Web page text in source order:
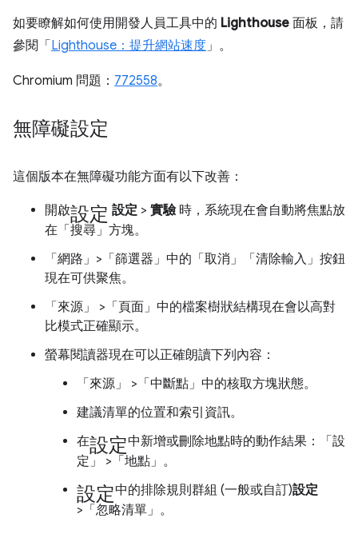
如要瞭解如何使用開發人員工具中的 Lighthouse 面板，請
參閱「 Lighthouse：提升網站速度」。
Chromium 問題： 772558。
無障礙設定
這個版本在無障礙功能方面有以下改善：
開啟設定 設定 > 實驗時，系統現在會自動將焦點放
在「搜尋」 方塊。
「網路」>「篩選器」中的「取消」
「清除輸入」 按鈕
現在可供聚焦。
「來源」
>「頁面」 中的檔案樹狀結構現在會以高對
比模式正確顯示。
螢幕閱讀器現在可以正確朗讀下列內容：
「來源」
>「中斷點」 中的核取方塊狀態。
建議清單的位置和索引資訊。
在設定中新增或刪除地點時的動作結果：「設
定」
>「地點」 。
設定中的排除規則群組 (一般或自訂)設定
>「忽略清單」 。